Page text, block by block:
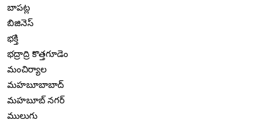
బాపట్ల
బిజినెస్
భక్తి
భద్రాద్రి కొత్తగూడెం
మంచిర్యాల
మహబూబాబాద్
మహబూబ్ నగర్
ములుగు